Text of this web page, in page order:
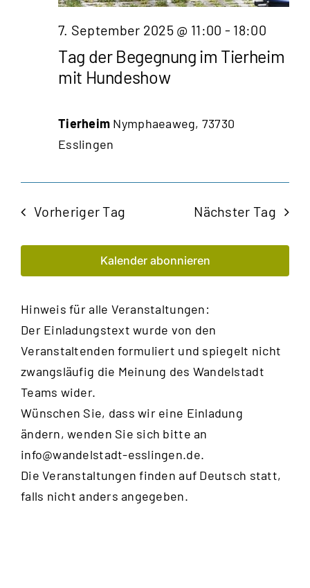
Tag der Begegnung im Tierheim
mit Hundeshow
7. September 2025 @ 11:00 - 18:00
Tierheim Nymphaeaweg, 73730
Esslingen
Vorheriger Tag Nächster Tag
Kalender abonnieren
Hinweis für alle Veranstaltungen:
Der Einladungstext wurde von den
Veranstaltenden formuliert und spiegelt nicht
zwangsläufig die Meinung des Wandelstadt
Teams wider.
Wünschen Sie, dass wir eine Einladung
ändern, wenden Sie sich bitte an
info@wandelstadt-esslingen.de.
Die Veranstaltungen finden auf Deutsch statt,
falls nicht anders angegeben.